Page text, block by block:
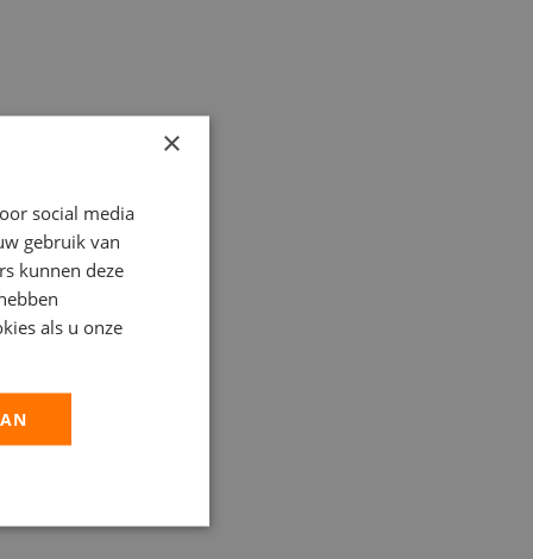
×
social media
gebruik van
kunnen deze
als u onze